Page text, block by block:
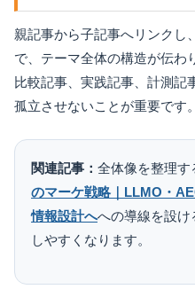
親記事から子記事へリンクし
で、テーマ全体の構造が伝わ
比較記事、実践記事、計測記
孤立させないことが重要です。
関連記事： 全体像を整理す
のマーケ戦略｜LLMO・
情報設計へへの導線を設け
しやすくなります。